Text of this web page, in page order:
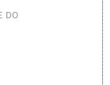
DO